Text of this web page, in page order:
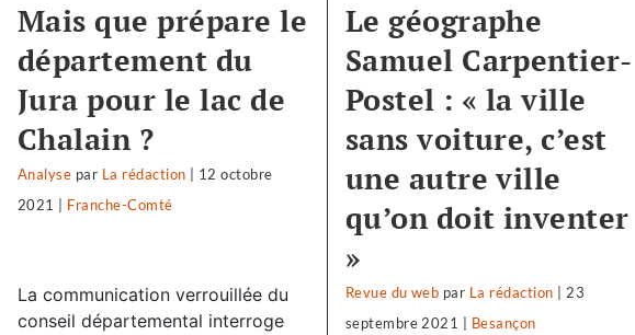
Mais que prépare le
département du
Jura pour le lac de
Chalain ?
Analyse par La rédaction
12 octobre
2021
Franche-Comté
La communication verrouillée du
conseil départemental interroge
Le géographe
Samuel Carpentier-
Postel : « la ville
sans voiture, c’est
une autre ville
qu’on doit inventer
»
Revue du web par La rédaction |23
septembre 2021
Besançon